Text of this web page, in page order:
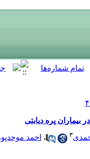
،لاله تقویان